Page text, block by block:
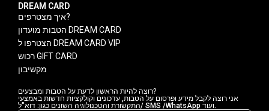
DREAM CARD
איך מצטרפים?
הטבות מועדון DREAM CARD
הצטרפו ל DREAM CARD VIP
רכוש GIFT CARD
מקשיבון
רוצה להיות הראשון לדעת על הטבות ומבצעים?
אני רוצה לקבל מידע ופרסום על הטבות, עדכונים וקולקציות חדשות באמצעי
התקשורת והטכנולוגיה השונים כגון: דוא"ל/ SMS /WhatsApp ועוד.